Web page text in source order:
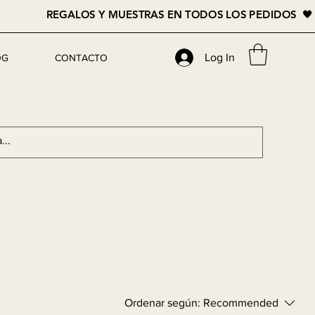
REGALOS Y MUESTRAS EN TODOS LOS PEDIDOS
CONTACTO Log In
Ordenar según: Recommended